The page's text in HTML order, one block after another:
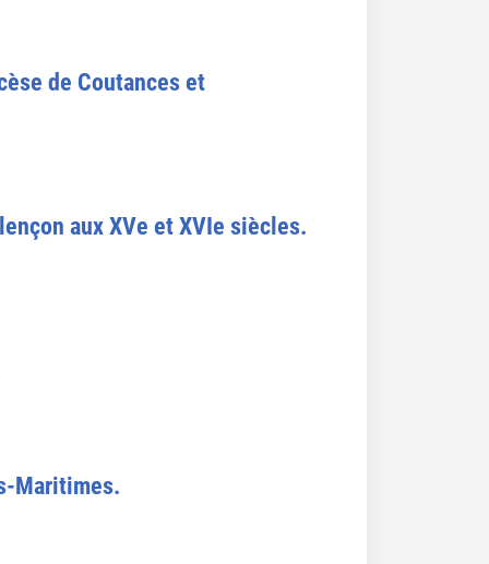
de Coutances et
aux XVe et XVIe siècles.
Maritimes.